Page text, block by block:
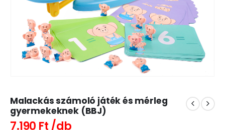
Malackás számoló játék és mérleg
gyermekeknek (BBJ)
7.190 Ft